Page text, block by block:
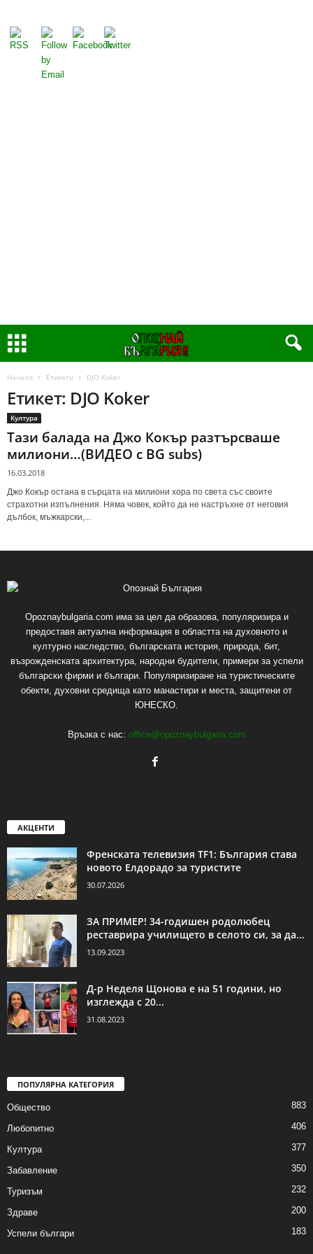
Начало Етикети DJO Koker
Етикет: DJO Koker
Култура
Тази балада на Джо Кокър разтърсваше
милиони…(ВИДЕО с BG subs)
16.03.2018
Джо Кокър остана в сърцата на милиони хора по света със своите
страхотни изпълнения. Няма човек, който да не настръхне от неговия
дълбок, мъжкарски,...
Opoznaybulgaria.com има за цел да образова, популяризира и
предоставя актуална информация в областта на духовното и
културно наследство, българската история, природа, бит,
възрожденската архитектура, народни будители, примери за успели
български фирми и българи. Популяризиране на туристическите
обекти, духовни средища като манастири и места, защитени от
ЮНЕСКО.
Връзка с нас: office@opoznaybulgaria.com
АКЦЕНТИ
Френската телевизия TF1: България става
новото Елдорадо за туристите
30.07.2026
ЗА ПРИМЕР! 34-годишен родолюбец
реставрира училището в селото си, за да...
13.09.2023
Д-р Неделя Щонова е на 51 години, но
изглежда с 20...
31.08.2023
ПОПУЛЯРНА КАТЕГОРИЯ
Общество 883
Любопитно 406
Култура 377
Забавление 350
Туризъм 232
Здраве 200
Успели българи 183